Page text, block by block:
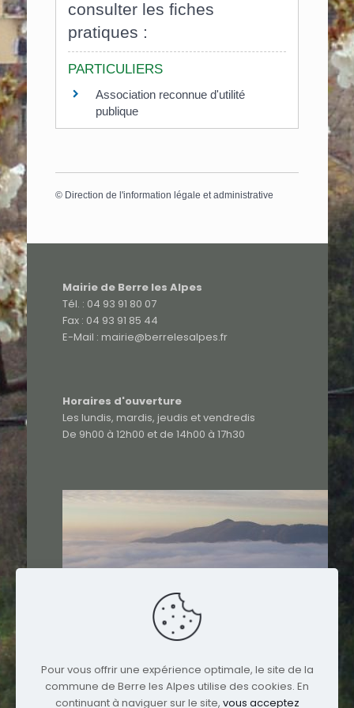
consulter les fiches
pratiques :
PARTICULIERS
Association reconnue d'utilité
publique
© Direction de l'information légale et administrative
Mairie de Berre les Alpes
Tél. : 04 93 91 80 07
Fax : 04 93 91 85 44
E-Mail : mairie@berrelesalpes.fr
Horaires d'ouverture
Les lundis, mardis, jeudis et vendredis
De 9h00 à 12h00 et de 14h00 à 17h30
Pour vous offrir une expérience optimale, le site de la
commune de Berre les Alpes utilise des cookies. En
continuant à naviguer sur le site, vous acceptez